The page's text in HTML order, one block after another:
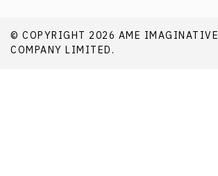
© COPYRIGHT 2026 AME IMAGINATIVE
COMPANY LIMITED.